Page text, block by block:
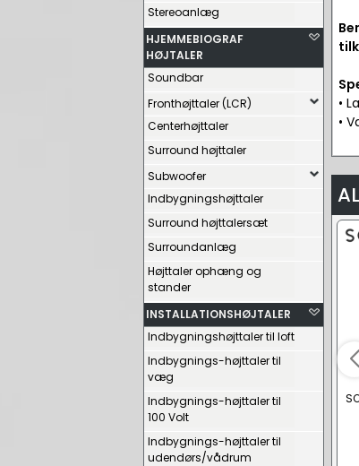
Stereoanlæg
HJEMMEBIOGRAF
HØJTALER
Soundbar
Fronthøjttaler (LCR)
Centerhøjttaler
Surround højttaler
Subwoofer
Indbygningshøjttaler
Surround højttalersæt
Surroundanlæg
Højttaler ophæng og
stander
INSTALLATIONSHØJTALER
Indbygningshøjttaler til loft
Indbygnings-højttaler til
væg
Indbygnings-højttaler til
100 Volt
Indbygnings-højttaler til
udendørs/vådrum
•
•